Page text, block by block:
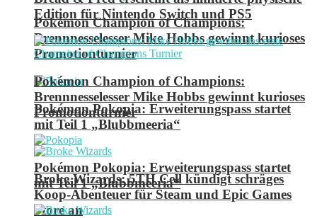
Pokémon Champion of Champions:
Brennnesselesser Mike Hobbs gewinnt kurioses
Promotionturnier
Pokémon Pokopia: Erweiterungspass startet
mit Teil 1 „Blubbmeeria“
Broke Wizards: 5TH Cell kündigt schräges
Koop-Abenteuer für Steam und Epic Games
Store an
Edition für Nintendo Switch und PS5
Pokémon Champion of Champions:
Brennnesselesser Mike Hobbs gewinnt kurioses
Promotionturnier
Pokémon Pokopia: Erweiterungspass startet
mit Teil 1 „Blubbmeeria“